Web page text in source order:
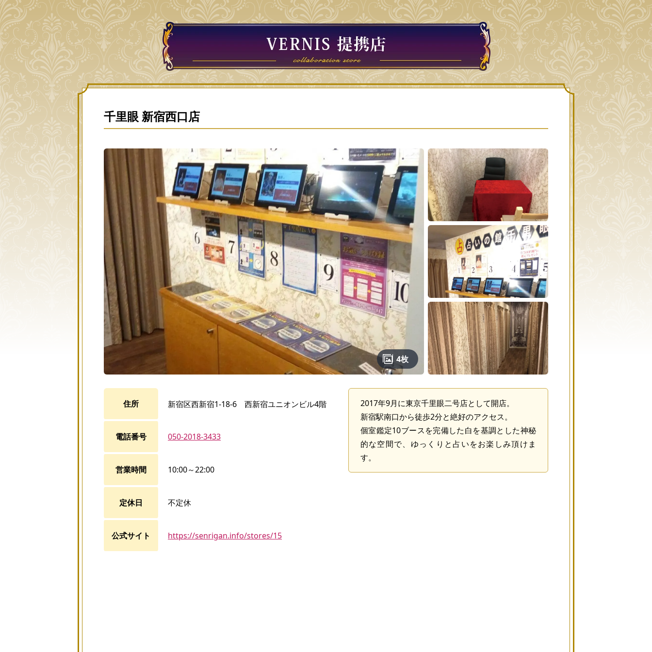
千里眼 新宿西口店
4枚
住所 新宿区西新宿1-18-6 西新宿ユニオンビル4階
電話番号 050-2018-3433
営業時間 10:00～22:00
定休日 不定休
公式サイト https://senrigan.info/stores/15
2017年9月に東京千里眼二号店として開店。
新宿駅南口から徒歩2分と絶好のアクセス。
個室鑑定10ブースを完備した白を基調とした神秘
的な空間で、ゆっくりと占いをお楽しみ頂けま
す。